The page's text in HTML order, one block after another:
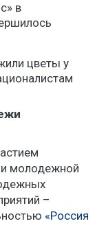
в
цветы у
молодежной
–
«Россия